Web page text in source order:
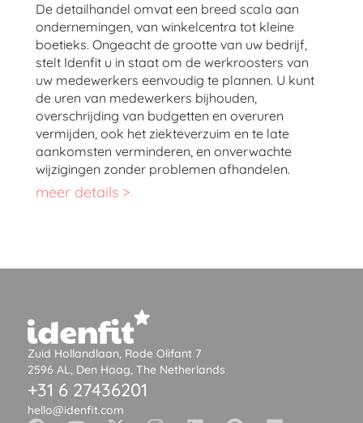
De detailhandel omvat een breed scala aan
ondernemingen, van winkelcentra tot kleine
boetieks. Ongeacht de grootte van uw bedrijf,
stelt Idenfit u in staat om de werkroosters van
uw medewerkers eenvoudig te plannen. U kunt
de uren van medewerkers bijhouden,
overschrijding van budgetten en overuren
vermijden, ook het ziekteverzuim en te late
aankomsten verminderen, en onverwachte
wijzigingen zonder problemen afhandelen.
meer details >
Zuid Hollandlaan, Rode Olifant 7
2596 AL, Den Haag, The Netherlands
+31 6 27436201
hello@idenfit.com